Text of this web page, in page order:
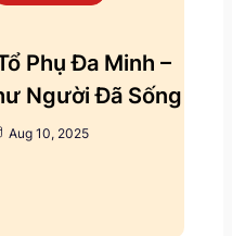
Phụ Đa Minh –
Người Đã Sống
Aug 10, 2025